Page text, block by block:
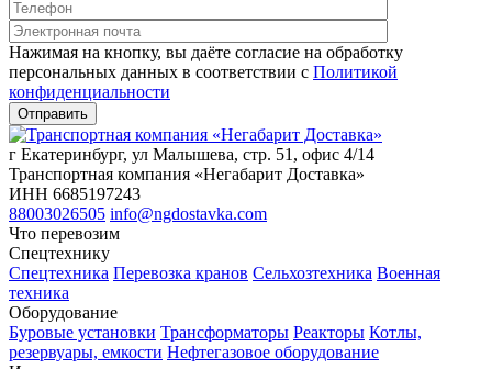
Нажимая на кнопку, вы даёте согласие на обработку
персональных данных в соответствии c Политикой
конфиденциальности
г Екатеринбург, ул Малышева, стр. 51, офис 4/14
Транспортная компания «Негабарит Доставка»
ИНН 6685197243
88003026505 info@ngdostavka.com
Что перевозим
Спецтехнику
Спецтехника Перевозка кранов Сельхозтехника Военная
техника
Оборудование
Буровые установки Трансформаторы Реакторы Котлы,
резервуары, емкости Нефтегазовое оборудование